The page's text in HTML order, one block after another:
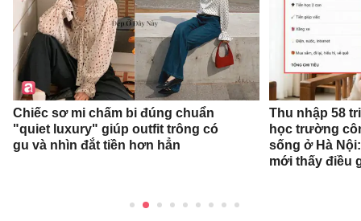
Chiếc sơ mi chấm bi đúng chuẩn
"quiet luxury" giúp outfit trông có
gu và nhìn đắt tiền hơn hẳn
Thu nhập 58
học trường
sống ở Hà
mới thấy điều